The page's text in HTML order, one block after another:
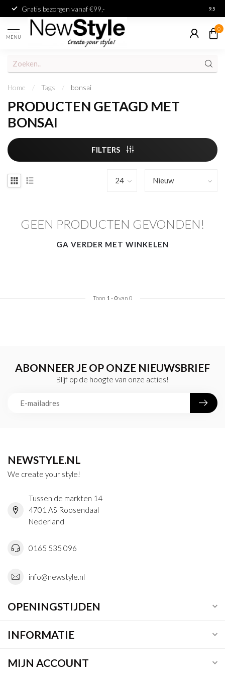
Gratis bezorgen vanaf €99,- 9.5
MENU
0
Home / Tags / bonsai
PRODUCTEN GETAGD MET
BONSAI
FILTERS
GEEN PRODUCTEN GEVONDEN!
GA VERDER MET WINKELEN
Toon 1- 0van 0
ABONNEER JE OP ONZE NIEUWSBRIEF
Blijf op de hoogte van onze acties!
NEWSTYLE.NL
We create your style!
Tussen de markten 14
4701 AS Roosendaal
Nederland
0165 535 096
info@newstyle.nl
OPENINGSTIJDEN
INFORMATIE
MIJN ACCOUNT